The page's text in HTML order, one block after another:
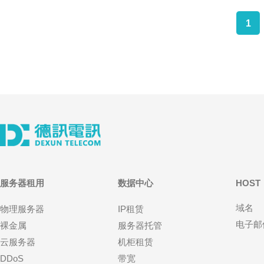
1
服务器租用
物理服务器
裸金属
云服务器
DDoS
数据中心
IP租赁
服务器托管
机柜租赁
带宽
HOST
域名
电子